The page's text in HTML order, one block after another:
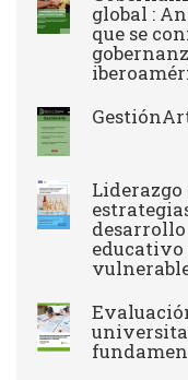
global :
que se
educativo